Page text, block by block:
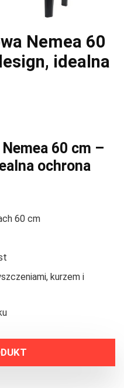
Nemea 60
idealna
60 cm –
ochrona
60 cm
kurzem i